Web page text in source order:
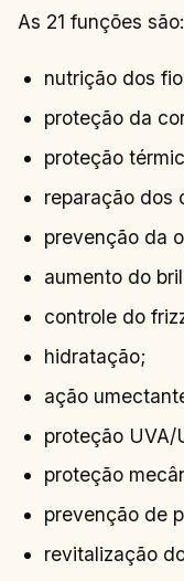
As 21 funções são:
nutrição dos
proteção da
proteção
reparação dos
prevenção da
aumento do
controle do
hidratação;
ação
proteção UVA/
proteção
prevenção de
revitalização